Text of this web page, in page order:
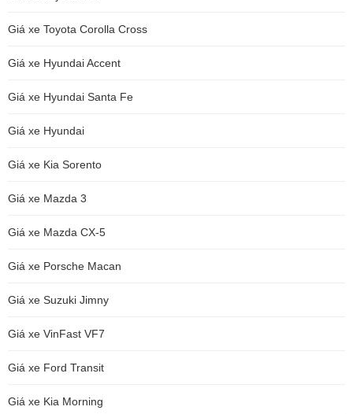
Giá xe Toyota Corolla Cross
Giá xe Hyundai Accent
Giá xe Hyundai Santa Fe
Giá xe Hyundai
Giá xe Kia Sorento
Giá xe Mazda 3
Giá xe Mazda CX-5
Giá xe Porsche Macan
Giá xe Suzuki Jimny
Giá xe VinFast VF7
Giá xe Ford Transit
Giá xe Kia Morning